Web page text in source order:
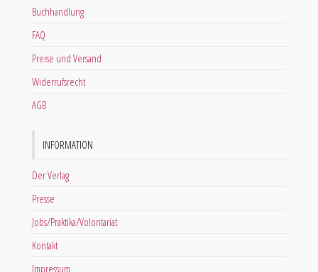
Buchhandlung
FAQ
Preise und Versand
Widerrufsrecht
AGB
INFORMATION
Der Verlag
Presse
Jobs/Praktika/Volontariat
Kontakt
Impressum